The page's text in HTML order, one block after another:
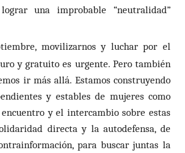
una improbable “neutralidad”
movilizarnos y luchar por el
y gratuito es urgente. Pero también
ir más allá. Estamos construyendo
y estables de mujeres como
y el intercambio sobre estas
directa y la autodefensa, de
para buscar juntas la